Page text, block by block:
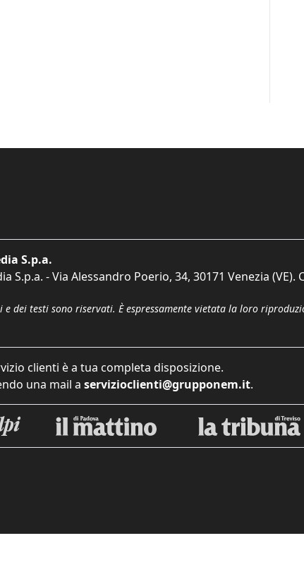
S.p.a.
S.p.a. - Via Alessandro Poerio, 34, 30171 Venezia (VE).
dei testi sono riservati. È espressamente vietata la loro
clienti è a tua completa disposizione.
una mail a servizioclienti@grupponem.it.